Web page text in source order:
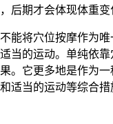
后期才会体现体重变
能将穴位按摩作为
当的运动。单纯依
。它更多地是作为
适当的运动等综合